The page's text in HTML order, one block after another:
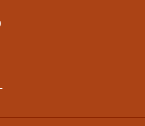
Jean-de-